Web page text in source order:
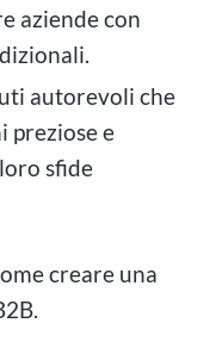
aziende con
autorevoli che
preziose e
sfide
creare una